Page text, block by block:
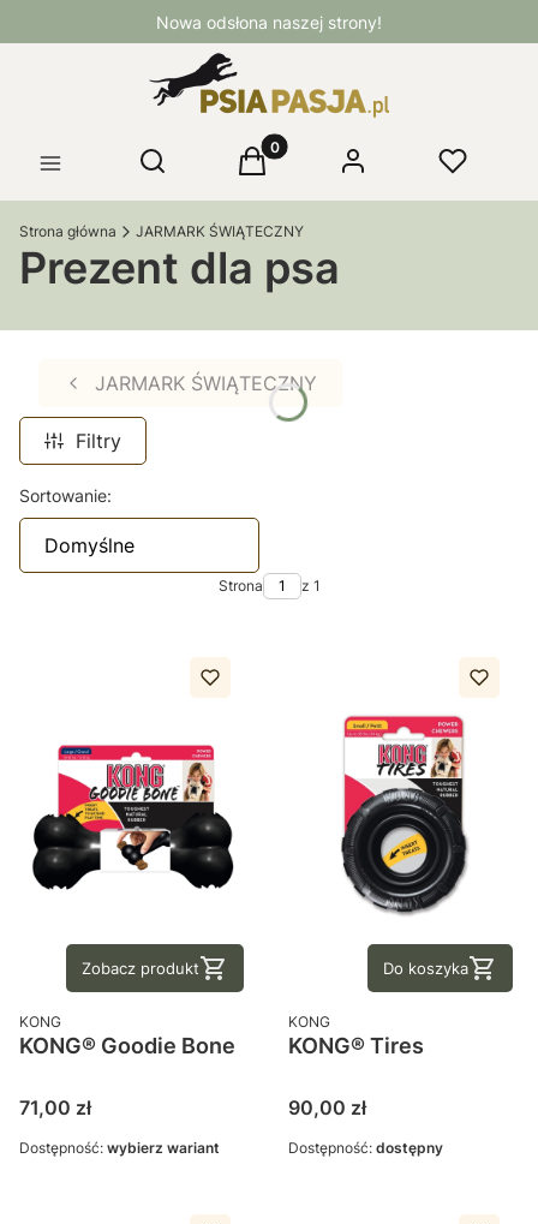
Nowa odsłona naszej strony!
Menu Otwórz wyszukiwarkę
Szukaj Produkty w koszyku: 0. Zobacz
Koszyk Logowanie Ulubione
Strona główna JARMARK ŚWIĄTECZNY
Prezent dla psa
JARMARK ŚWIĄTECZNY
Filtry
Lista produktów
Sortowanie:
Domyślne
Strona z 1
Zobacz produkt
PRODUCENT
KONG
KONG® Goodie Bone
Cena
71,00 zł
Dostępność: wybierz wariant
Do koszyka
PRODUCENT
KONG
KONG® Tires
Cena
90,00 zł
Dostępność: dostępny